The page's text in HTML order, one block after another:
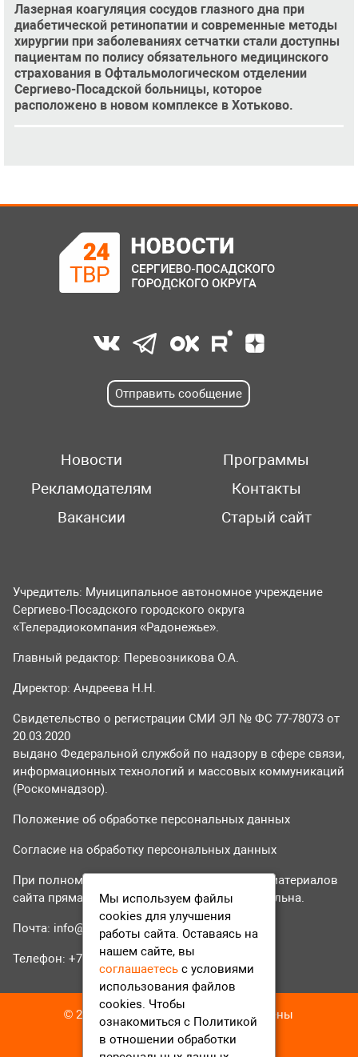
Лазерная коагуляция сосудов глазного дна при
диабетической ретинопатии и современные методы
хирургии при заболеваниях сетчатки стали доступны
пациентам по полису обязательного медицинского
страхования в Офтальмологическом отделении
Сергиево-Посадской больницы, которое
расположено в новом комплексе в Хотьково.
Отправить сообщение
Новости
Программы
Рекламодателям
Контакты
Вакансии
Старый сайт
Учредитель: Муниципальное автономное учреждение
Сергиево-Посадского городского округа
«Телерадиокомпания «Радонежье».
Главный редактор: Перевозникова О.А.
Директор: Андреева Н.Н.
Свидетельство о регистрации СМИ ЭЛ № ФС 77-78073 от
20.03.2020
выдано Федеральной службой по надзору в сфере связи,
информационных технологий и массовых коммуникаций
(Роскомнадзор).
Положение об обработке персональных данных
Согласие на обработку персональных данных
При полном или частичном использовании материалов
сайта прямая гиперссылка на tvr24.tv обязательна.
Почта: info@tvr24.tv
Телефон: +7 (496) 551-04-95
© 2016-2023 ТВР24 Все права защищены
Мы используем файлы
cookies для улучшения
работы сайта. Оставаясь на
нашем сайте, вы
соглашаетесь с условиями
использования файлов
cookies. Чтобы
ознакомиться с Политикой
в отношении обработки